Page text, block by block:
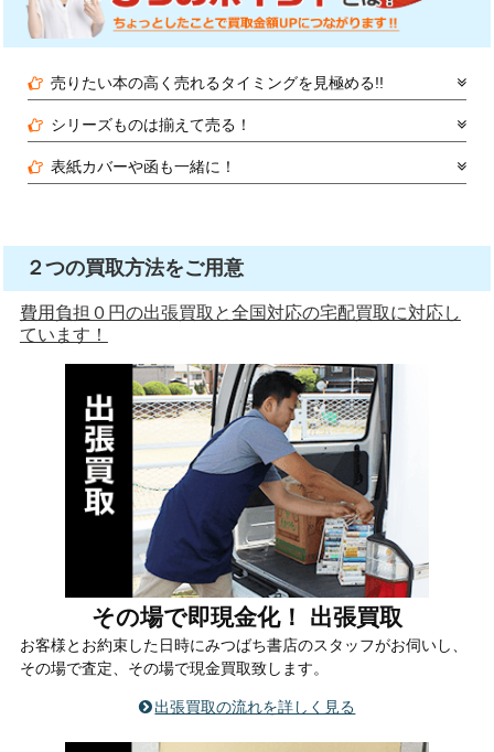
売りたい本の高く売れるタイミングを見極める!!
シリーズものは揃えて売る！
表紙カバーや函も一緒に！
２つの買取方法をご用意
費用負担０円の出張買取と全国対応の宅配買取に対応し
ています！
その場で即現金化！ 出張買取
お客様とお約束した日時にみつばち書店のスタッフがお伺いし、
その場で査定、その場で現金買取致します。
出張買取の流れを詳しく見る